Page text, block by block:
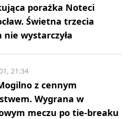
porażka Noteci
Świetna trzecia
wystarczyła
z cennym
Wygrana w
meczu po tie-breaku
21:34